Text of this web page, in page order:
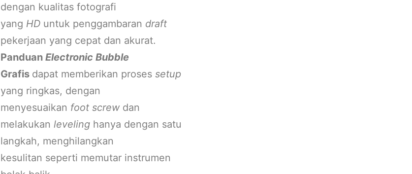
dengan kualitas fotografi
yang HD untuk penggambaran draft
pekerjaan yang cepat dan akurat.
Panduan Electronic Bubble
Grafis dapat memberikan proses setup
yang ringkas, dengan
menyesuaikan foot screwdan
melakukan levelinghanya dengan satu
langkah, menghilangkan
kesulitan seperti memutar instrumen